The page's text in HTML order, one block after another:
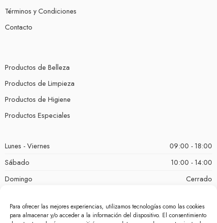
Para ofrecer las mejores experiencias, utilizamos tecnologías como las cookies
para almacenar y/o acceder a la información del dispositivo. El consentimiento
Términos y Condiciones
Contacto
Productos de Belleza
Productos de Limpieza
Productos de Higiene
Productos Especiales
Lunes - Viernes
09:00 - 18:00
Sábado
10:00 - 14:00
Domingo
Cerrado